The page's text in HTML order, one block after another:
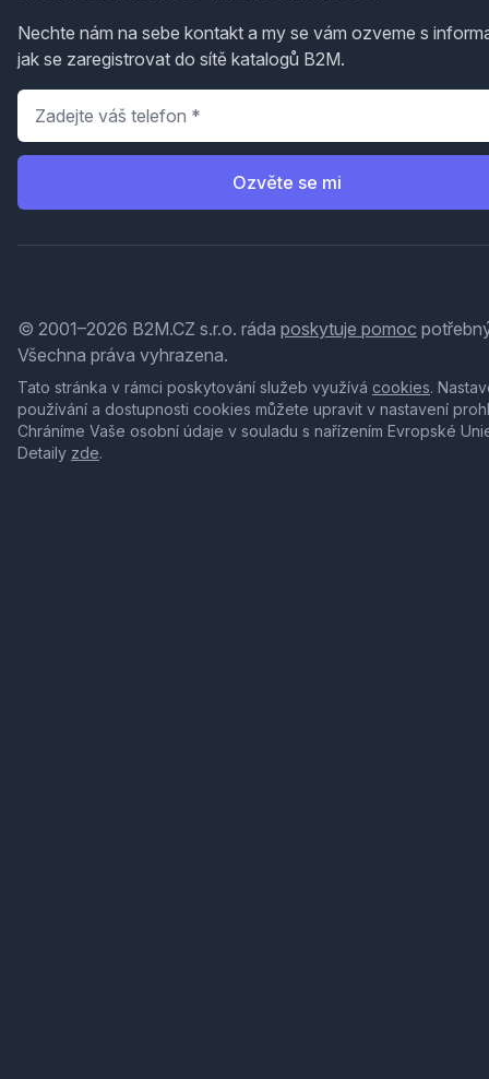
Nechte nám na sebe kontakt a my se vám ozveme s
jak se zaregistrovat do sítě katalogů B2M.
Telefon
Ozvěte se mi
© 2001–2026 B2M.CZ s.r.o. ráda poskytuje pomoc
Všechna práva vyhrazena.
Tato stránka v rámci poskytování služeb využívá cookies.
používání a dostupnosti cookies můžete upravit v nastavení
Chráníme Vaše osobní údaje v souladu s nařízením Evropské
Detaily zde.